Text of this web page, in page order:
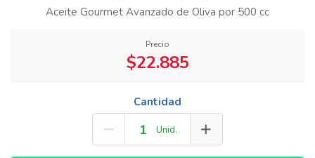
Aceite Gourmet Avanzado de Oliva por 500 cc
Precio
$22.885
Cantidad
Unid.